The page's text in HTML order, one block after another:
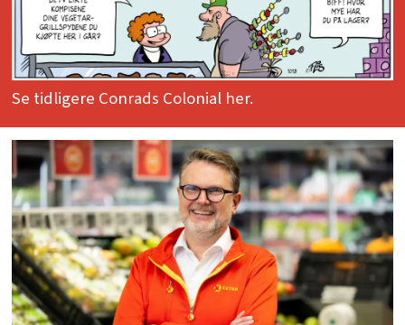
Se tidligere Conrads Colonial her.